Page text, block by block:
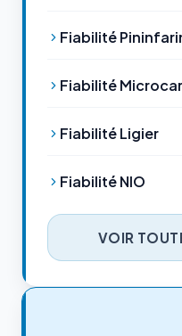
Fiabilité
Fiabilité Microcar
Fiabilité Ligier
Fiabilité NIO
VOIR